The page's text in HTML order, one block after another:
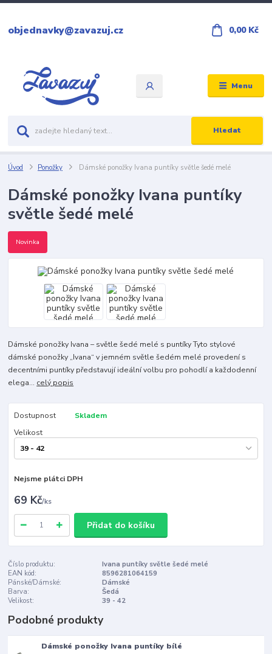
Menu
Hledat
objednavky@zavazuj.cz 0,00 Kč
Úvod Ponožky Dámské ponožky Ivana puntíky světle šedé melé
Dámské ponožky Ivana puntíky
světle šedé melé
Novinka
Dámské ponožky Ivana – světle šedé melé s puntíky Tyto stylové
dámské ponožky „Ivana“ v jemném světle šedém melé provedení s
decentními puntíky představují ideální volbu pro pohodlí a každodenní
elega... celý popis
Dostupnost
Skladem
Velikost
Nejsme plátci DPH
69 Kč/ks
Přidat do košíku
Číslo produktu:
Ivana puntíky světle šedé melé
EAN kód:
8596281064159
Pánské/Dámské:
Dámské
Barva:
Šedá
Velikost:
39 - 42
Podobné produkty
Dámské ponožky Ivana puntíky bílé